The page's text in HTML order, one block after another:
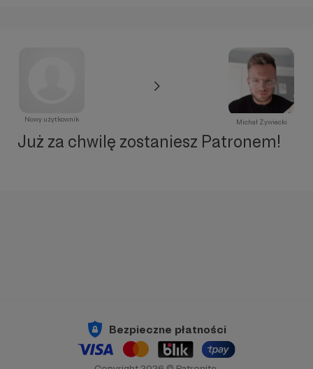
Nowy użytkownik Michał Żywiecki
Już za chwilę zostaniesz Patronem!
Bezpieczne płatności